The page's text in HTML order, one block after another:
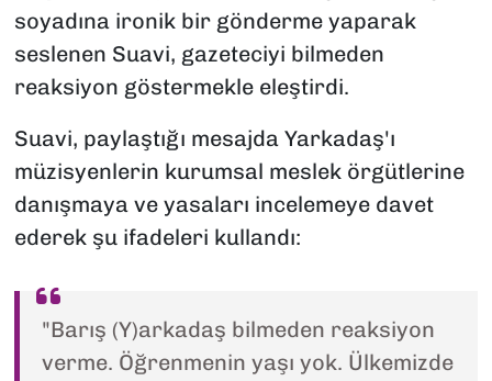
soyadına ironik bir gönderme yaparak
seslenen Suavi, gazeteciyi bilmeden
reaksiyon göstermekle eleştirdi.
Suavi, paylaştığı mesajda Yarkadaş'ı
müzisyenlerin kurumsal meslek örgütlerine
danışmaya ve yasaları incelemeye davet
ederek şu ifadeleri kullandı:
"Barış (Y)arkadaş bilmeden reaksiyon
verme. Öğrenmenin yaşı yok. Ülkemizde